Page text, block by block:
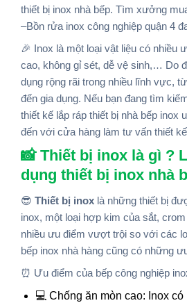
thiết bị inox nhà bếp. Tìm xưởng
–Bồn rửa inox công nghiệp quận 4
🎉 Inox là một loại vật liệu có nhiều
cao, không gỉ sét, dễ vệ sinh,… Do
dụng rộng rãi trong nhiều lĩnh vực,
đến gia dụng. Nếu bạn đang tìm
thiết kế lắp ráp thiết bị nhà bếp inox
đến với cửa hàng làm tư vấn thiết
📸 Thiết bị inox là gì ?
dụng thiết bị inox nhà
😎 Thiết bị inox là những thiết bị
inox, một loại hợp kim của sắt,
nhiều ưu điểm vượt trội so với các
bếp inox nhà hàng cũng có những
⏰ Ưu điểm của bếp công nghiệp
💻 Chống ăn mòn cao: Inox